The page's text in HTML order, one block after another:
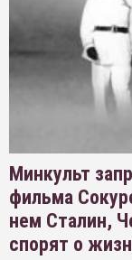
Минкульт
фильма
нем Сталин,
спорят о